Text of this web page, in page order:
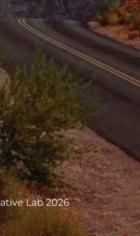
Lab 2026